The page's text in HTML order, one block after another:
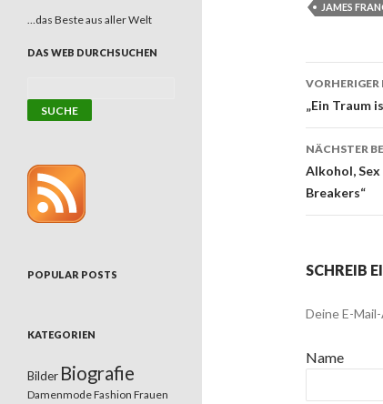
JAMES
VORHERIGER
„Ein Traum
NÄCHSTER
Alkohol,
Breakers“
SCHREIB
Deine E-
Name
…das Beste aus aller Welt
DAS WEB DURCHSUCHEN
POPULAR POSTS
KATEGORIEN
Bilder Biografie
DamenmodeFashion Frauen